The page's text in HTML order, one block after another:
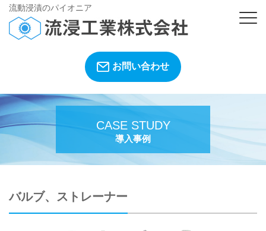
流動浸漬のパイオニア
お問い合わせ
CASE STUDY
導入事例
バルブ、ストレーナー